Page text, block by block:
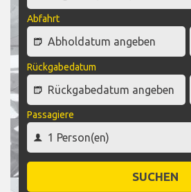
Abfahrt
Rückgabedatum
Passagiere
SUCHEN